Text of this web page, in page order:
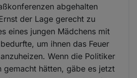
abgehalten
der Lage gerecht zu
eines jungen Mädchens mit
um ihnen das Feuer
Wenn die Politiker
gemacht hätten, gäbe es jetzt